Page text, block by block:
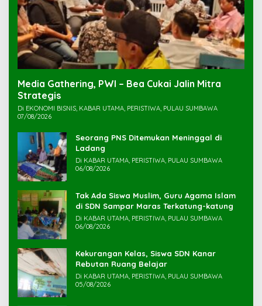
Media Gathering, PWI – Bea Cukai Jalin Mitra
Strategis
Di EKONOMI BISNIS, KABAR UTAMA, PERISTIWA, PULAU SUMBAWA
07/08/2026
Seorang PNS Ditemukan Meninggal di
Ladang
Di KABAR UTAMA, PERISTIWA, PULAU SUMBAWA
06/08/2026
Tak Ada Siswa Muslim, Guru Agama Islam
di SDN Sampar Maras Terkatung-katung ‎
Di KABAR UTAMA, PERISTIWA, PULAU SUMBAWA
06/08/2026
Kekurangan Kelas, Siswa SDN Kanar
Rebutan Ruang Belajar
Di KABAR UTAMA, PERISTIWA, PULAU SUMBAWA
05/08/2026